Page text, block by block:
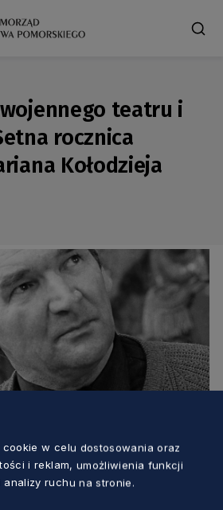
teatru i
rocznica
Kołodzieja
teatru i Gdańska.
w celu dostosowania oraz
i reklam, umożliwienia funkcji
analizy ruchu na stronie.